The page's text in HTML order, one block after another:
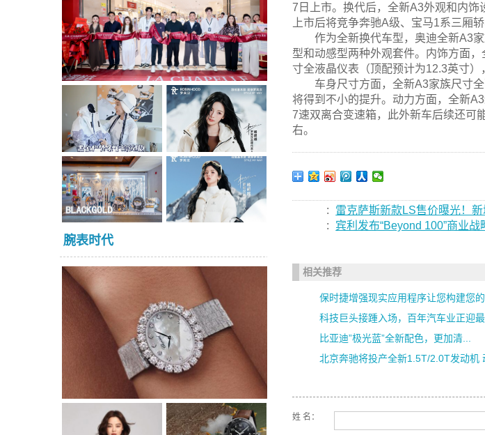
腕表时代
7日上市。换代后，全新A3外观和内
上市后将竞争奔驰A级、宝马1系三厢
作为全新换代车型，奥迪全新A3
型和动感型两种外观套件。内饰方面
寸全液晶仪表（顶配预计为12.3英寸
车身尺寸方面，全新A3家族尺寸
将得到不小的提升。动力方面，全新
7速双离合变速箱，此外新车后续还可
右。
:
雷克萨斯新款LS售价曝光！
:
宾利发布“Beyond 100”商业
相关推荐
保时捷增强现实应用程序让您构建您的
科技巨头接踵入场，百年汽车业正迎
比亚迪”极光蓝”全新配色，更加清...
北京奔驰将投产全新1.5T/2.0T发动机
姓 名：